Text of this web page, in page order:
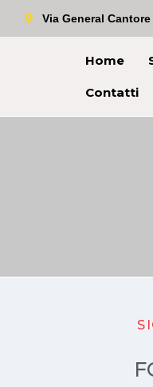
Via General Cantore
Home
Contatti